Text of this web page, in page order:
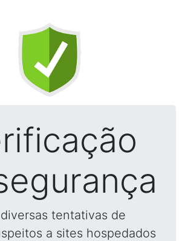
tentativas de
a sites hospedados